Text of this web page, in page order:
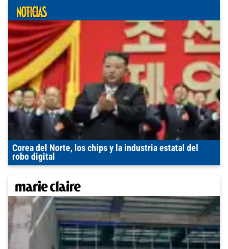
Corea del Norte, los chips y la industria estatal del
robo digital